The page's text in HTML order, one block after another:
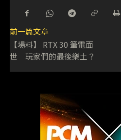
前一篇文章
【場料】 RTX 30 筆電面
世 玩家們的最後樂土？